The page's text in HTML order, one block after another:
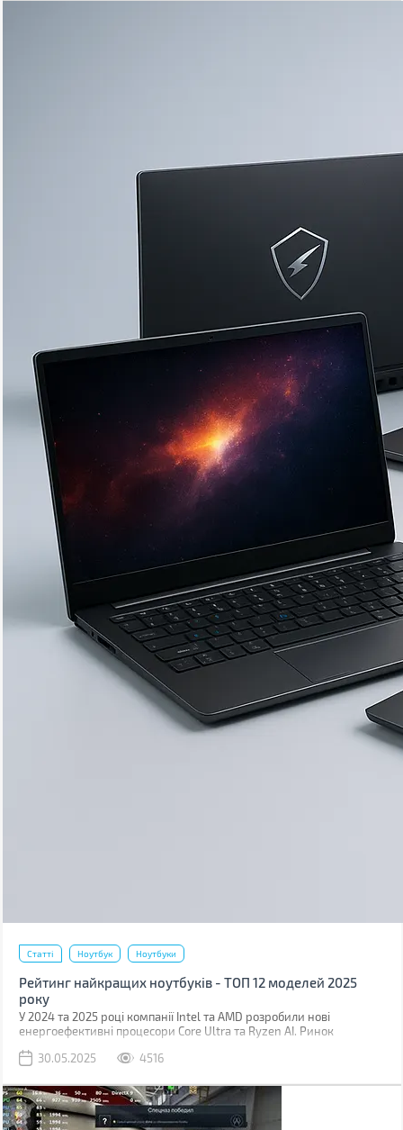
Статті Ноутбук Ноутбуки
Рейтинг найкращих ноутбуків - ТОП 12 моделей 2025
року
У 2024 та 2025 році компанії Intel та AMD розробили нові
енергоефективні процесори Core Ultra та Ryzen AI. Ринок
випустили лінійку RTX 5000 Mobile з надшвидкою пам'яттю
розробили нові моделі, оснастивши їх залізом, виготовленим за
передовими технологіями.
30.05.2025 4516